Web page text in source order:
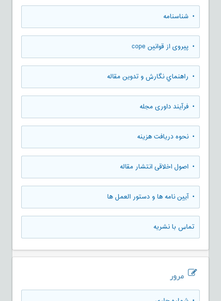
• شناسنامه
• پیروی از قوانین cope
• راهنماي نگارش و تدوين مقاله
• فرآیند داوری مجله
• نحوه دریافت هزینه
• اصول اخلاقی انتشار مقاله
• آیین نامه ها و دستور العمل ها
تماس با نشریه
مرور